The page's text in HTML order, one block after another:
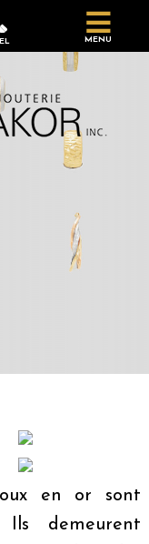
MENU
en or sont
Ils demeurent